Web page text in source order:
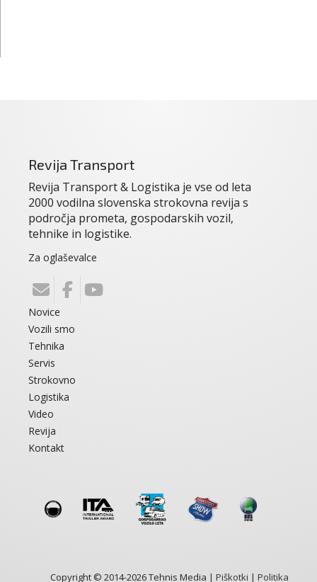
Revija Transport
Revija Transport & Logistika je vse od leta
2000 vodilna slovenska strokovna revija s
področja prometa, gospodarskih vozil,
tehnike in logistike.
Za oglaševalce
Novice
Vozili smo
Tehnika
Servis
Strokovno
Logistika
Video
Revija
Kontakt
Copyright © 2014-2026 Tehnis Media | Piškotki | Politika